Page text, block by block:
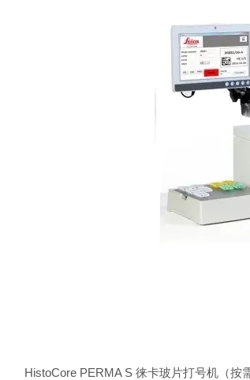
HistoCore PERMA S 徕卡玻片打号机（按